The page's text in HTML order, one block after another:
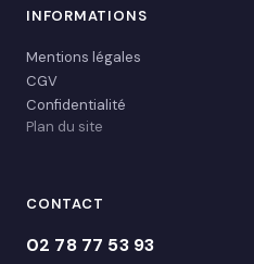
INFORMATIONS
Mentions légales
CGV
Confidentialité
Plan du site
CONTACT
02 78 77 53 93